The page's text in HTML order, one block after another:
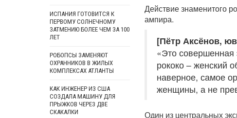
Действие знаменитого
ампира.
[Пётр Аксёнов,
«Это
рококо – женский
наверное, самое
женщины, а не
Один из центральных
ИСПАНИЯ ГОТОВИТСЯ К
ПЕРВОМУ СОЛНЕЧНОМУ
ЗАТМЕНИЮ БОЛЕЕ ЧЕМ ЗА 100
ЛЕТ
РОБОПСЫ ЗАМЕНЯЮТ
ОХРАННИКОВ В ЖИЛЫХ
КОМПЛЕКСАХ АТЛАНТЫ
КАК ИНЖЕНЕР ИЗ США
СОЗДАЛА МАШИНУ ДЛЯ
ПРЫЖКОВ ЧЕРЕЗ ДВЕ
СКАКАЛКИ